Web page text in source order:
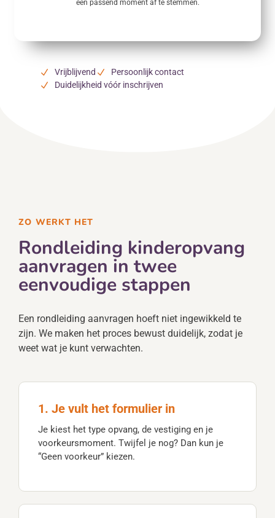
een passend moment af te stemmen.
Vrijblijvend
Persoonlijk contact
Duidelijkheid vóór inschrijven
ZO WERKT HET
Rondleiding kinderopvang
aanvragen in twee
eenvoudige stappen
Een rondleiding aanvragen hoeft niet ingewikkeld te
zijn. We maken het proces bewust duidelijk, zodat je
weet wat je kunt verwachten.
1. Je vult het formulier in
Je kiest het type opvang, de vestiging en je
voorkeursmoment. Twijfel je nog? Dan kun je
“Geen voorkeur” kiezen.